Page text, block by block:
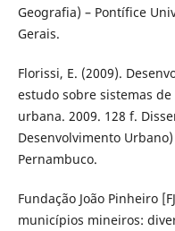
Geografia) – Pontífice
Gerais.
Florissi, E. (2009).
estudo sobre sistemas
urbana. 2009. 128 f.
Desenvolvimento
Pernambuco.
Fundação João Pinheiro
municípios mineiros: